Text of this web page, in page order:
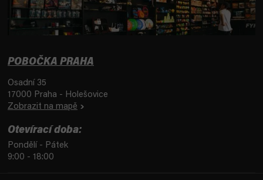
POBOČKA PRAHA
Osadní 35
17000 Praha - Holešovice
Zobrazit na mapě
Otevírací doba:
Pondělí - Pátek
9:00 - 18:00